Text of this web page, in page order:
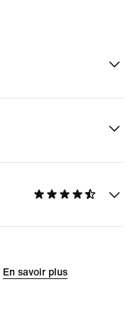
En savoir plus